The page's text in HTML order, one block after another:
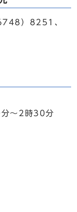
）8251、
～2時30分